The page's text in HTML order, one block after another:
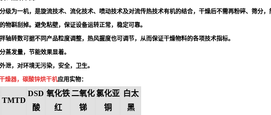
级为一机，是旋流技术、流化技术、喷动技术及对流传热技术有机的结合，干燥后不需再粉碎、筛分，
斟刮掉。避免粘壁，保证设备运转正常，稳定可靠。
轴转数可据不同产品粒度调整，热风握度也可调节，从而保证干燥物料的各项技术指标。
蒸发量，节能效果显着。
泄，对环境无污染，安全，卫生。
燥器， 碳酸锌烘干机应用实物：
TMTD
DSD
酸
氧化铁
红
二氧化
锑
氯化亚
铜
白太
黑